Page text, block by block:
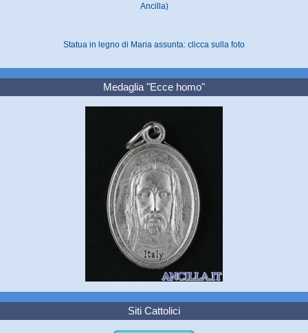
Ancilla)
Statua in legno di Maria assunta: clicca sulla foto
Medaglia "Ecce homo"
Siti Cattolici